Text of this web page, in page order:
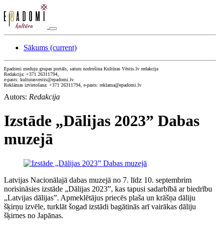
Sākums (current)
Epadomi meduju grupas portāls, saturu nodrošina Kultūras Vēstis.lv redakcija
Redakcija: +371 26311794,
e-pasts: kulturasvestis@epadomi.lv.
Reklāmas izvietošana: +371 26311794, e-pasts: reklama@epadomi.lv
Autors: Redakcija
Izstāde „Dālijas 2023” Dabas
muzejā
Latvijas Nacionālajā dabas muzejā no 7. līdz 10. septembrim
norisināsies izstāde „Dālijas 2023”, kas tapusi sadarbībā ar biedrību
„Latvijas dālijas”. Apmeklētājus priecēs plaša un krāšņa dāliju
šķirņu izvēle, turklāt šogad izstādi bagātinās arī vairākas dāliju
šķirnes no Japānas.